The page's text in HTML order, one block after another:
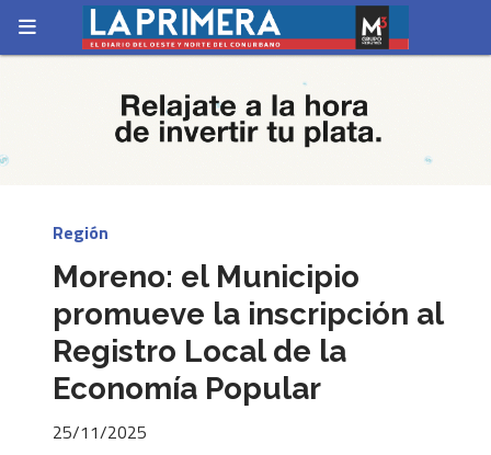
Moreno: el Municipio
promueve la inscripción al
Registro Local de la
Economía Popular
Región
25/11/2025